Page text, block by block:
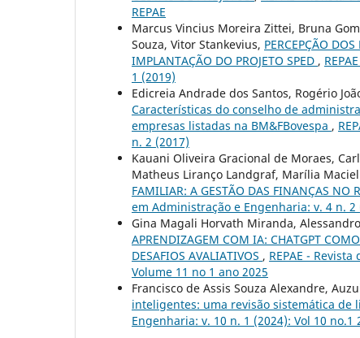
REPAE
Marcus Vincius Moreira Zittei, Bruna
Souza, Vitor Stankevius, PERCEPÇÃO
IMPLANTAÇÃO DO PROJETO SPED ,
1 (2019)
Edicreia Andrade dos Santos, Rogério
Características do conselho de
empresas listadas na BM&FBovespa ,
n. 2 (2017)
Kauani Oliveira Gracional de Moraes,
Matheus Liranço Landgraf, Marília
FAMILIAR: A GESTÃO DAS FINANÇAS NO
em Administração e Engenharia: v. 4 n. 2
Gina Magali Horvath Miranda,
APRENDIZAGEM COM IA: CHATGPT
DESAFIOS AVALIATIVOS , REPAE -
Volume 11 no 1 ano 2025
Francisco de Assis Souza Alexandre,
inteligentes: uma revisão sistemática de
Engenharia: v. 10 n. 1 (2024): Vol 10 no.1